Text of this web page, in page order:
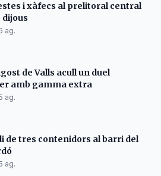
i xàfecs al prelitoral central
dijous
ag.
de Valls acull un duel
amb gamma extra
ag.
de tres contenidors al barri del
ag.